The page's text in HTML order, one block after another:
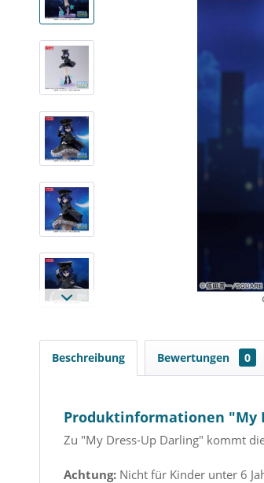
Beschreibung Bewertungen 0
Produktinformationen "My
Zu "My Dress-Up Darling" kommt
Achtung: Nicht für Kinder unter 6